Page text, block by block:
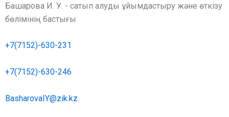
Башарова И. У. - сатып алуды ұйымдастыру және өткізу
бөлімінің бастығы
+7(7152)-630-231
+7(7152)-630-246
BasharovaIY@zik.kz